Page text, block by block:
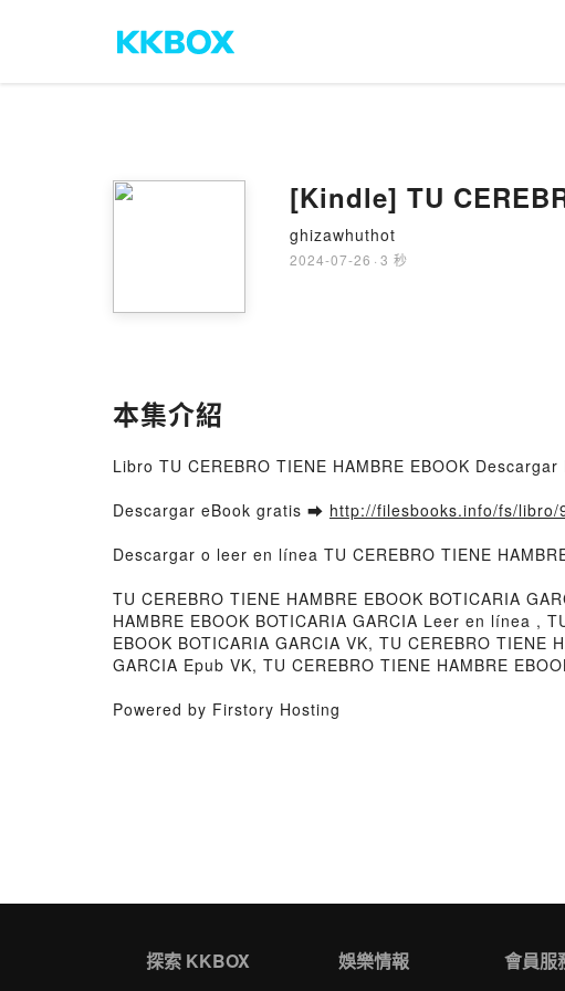
ghizawhuthot
2024-07-26 · 3 秒
本集介紹
Libro TU CEREBRO TIENE HAMBRE EBOOK
Descargar eBook gratis ➡ http://filesbooks.info/fs/libro/
Descargar o leer en línea TU CEREBRO TIENE
TU CEREBRO TIENE HAMBRE EBOOK BOTICARIA
HAMBRE EBOOK BOTICARIA GARCIA Leer en línea ,
EBOOK BOTICARIA GARCIA VK, TU CEREBRO TIENE
GARCIA Epub VK, TU CEREBRO TIENE HAMBRE
Powered by Firstory Hosting
探索 KKBOX 娛樂情報 會員服